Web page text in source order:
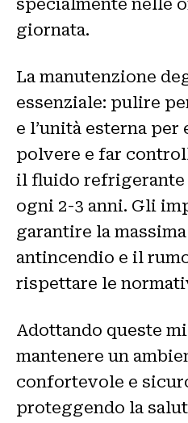
specialmente nelle
giornata.
La manutenzione
essenziale: pulire
e l’unità esterna
polvere e far
il fluido refrigerante
ogni 2-3 anni. Gli
garantire la
antincendio e il
rispettare le
Adottando queste
mantenere un
confortevole e
proteggendo la